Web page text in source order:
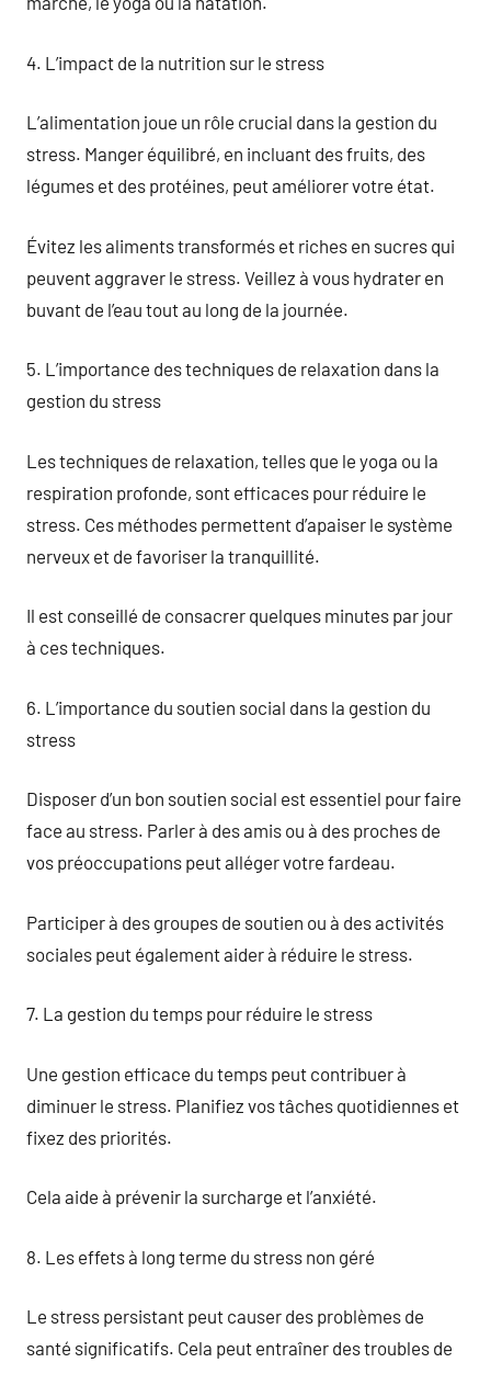
4. L’impact de la nutrition sur le stress
L’alimentation joue un rôle crucial dans la gestion du
stress. Manger équilibré, en incluant des fruits, des
légumes et des protéines, peut améliorer votre état.
Évitez les aliments transformés et riches en sucres qui
peuvent aggraver le stress. Veillez à vous hydrater en
buvant de l’eau tout au long de la journée.
5. L’importance des techniques de relaxation dans la
gestion du stress
Les techniques de relaxation, telles que le yoga ou la
respiration profonde, sont efficaces pour réduire le
stress. Ces méthodes permettent d’apaiser le système
nerveux et de favoriser la tranquillité.
Il est conseillé de consacrer quelques minutes par jour
à ces techniques.
6. L’importance du soutien social dans la gestion du
stress
Disposer d’un bon soutien social est essentiel pour faire
face au stress. Parler à des amis ou à des proches de
vos préoccupations peut alléger votre fardeau.
Participer à des groupes de soutien ou à des activités
sociales peut également aider à réduire le stress.
7. La gestion du temps pour réduire le stress
Une gestion efficace du temps peut contribuer à
diminuer le stress. Planifiez vos tâches quotidiennes et
fixez des priorités.
Cela aide à prévenir la surcharge et l’anxiété.
8. Les effets à long terme du stress non géré
Le stress persistant peut causer des problèmes de
santé significatifs. Cela peut entraîner des troubles de